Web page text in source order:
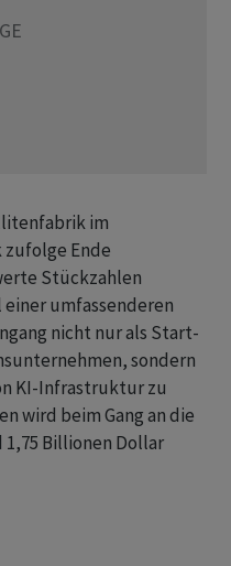
im
zufolge Ende
Stückzahlen
umfassenderen
nicht nur als Start-
sondern
‌KI-Infrastruktur zu
wird beim Gang ​an die
Billionen Dollar